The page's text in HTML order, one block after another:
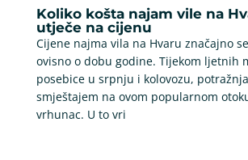
Koliko košta najam vile na
utječe na cijenu
Cijene najma vila na Hvaru značajno
ovisno o dobu godine. Tijekom ljetnih
posebice u srpnju i kolovozu,
smještajem na ovom popularnom
vrhunac. U to vri